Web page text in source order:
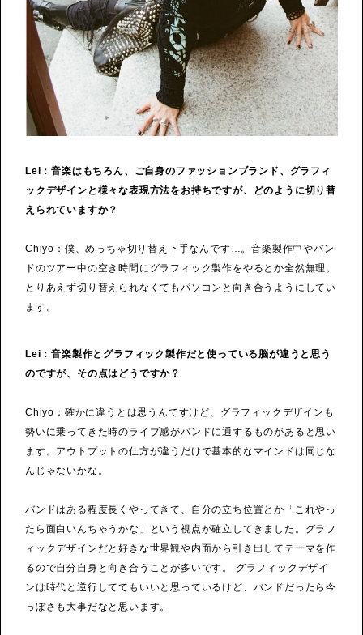
Lei：音楽はもちろん、ご自身のファッションブランド、グラフィ
ックデザインと様々な表現方法をお持ちですが、どのように切り替
えられていますか？
Chiyo：僕、めっちゃ切り替え下手なんです…。音楽製作中やバン
ドのツアー中の空き時間にグラフィック製作をやるとか全然無理。
とりあえず切り替えられなくてもパソコンと向き合うようにしてい
ます。
Lei：音楽製作とグラフィック製作だと使っている脳が違うと思う
のですが、その点はどうですか？
Chiyo：確かに違うとは思うんですけど、グラフィックデザインも
勢いに乗ってきた時のライブ感がバンドに通ずるものがあると思い
ます。アウトプットの仕方が違うだけで基本的なマインドは同じな
んじゃないかな。
バンドはある程度長くやってきて、自分の立ち位置とか「これやっ
たら面白いんちゃうかな」という視点が確立してきました。グラフ
ィックデザインだと好きな世界観や内面から引き出してテーマを作
るので自分自身と向き合うことが多いです。 グラフィックデザイ
ンは時代と逆行しててもいいと思っているけど、バンドだったら今
っぽさも大事だなと思います。